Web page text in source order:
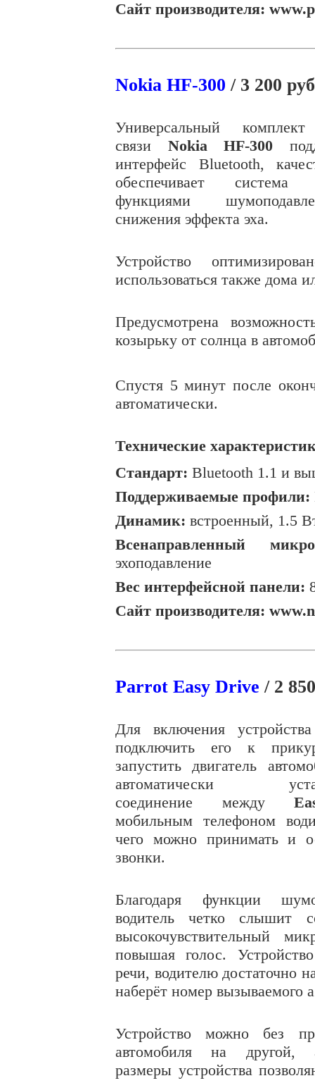
Сайт производителя:
Nokia HF-300 / 3 200
Универсальный
связи Nokia HF-300
интерфейс Bluetooth,
обеспечивает
функциями
снижения эффекта эха.
Устройство
использоваться также дома
Предусмотрена
козырьку от солнца в
Спустя 5 минут после
автоматически.
Технические
Стандарт: Bluetooth 1.1 и
Поддерживаемые профили:
Динамик: встроенный, 1.5
Всенаправленный
эхоподавление
Вес интерфейсной панели:
Сайт производителя:
Parrot Easy Drive / 2
Для включения устройства
подключить его к
запустить двигатель
автоматически
соединение между
мобильным телефоном
чего можно принимать и
звонки.
Благодаря функции
водитель четко слышит
высокочувствительный
повышая голос.
речи, водителю достаточно
наберёт номер вызываемого
Устройство можно без
автомобиля на
размеры устройства